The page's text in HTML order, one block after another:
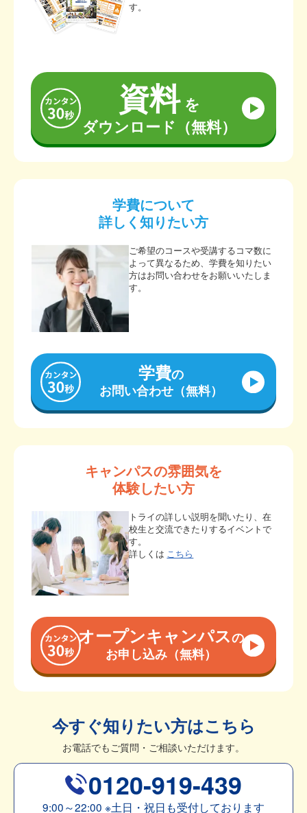
す。
資料を
ダウンロード（無料）
学費について
詳しく知りたい方
ご希望のコースや受講するコマ数に
よって異なるため、学費を知りたい
方はお問い合わせをお願いいたしま
す。
学費の
お問い合わせ（無料）
キャンパスの雰囲気を
体験したい方
トライの詳しい説明を聞いたり、在
校生と交流できたりするイベントで
す。
詳しくは こちら
オープンキャンパスの
お申し込み（無料）
今すぐ知りたい方はこちら
お電話でもご質問・ご相談いただけます。
0120-919-439
9:00～22:00 ※土日・祝日も受付しております